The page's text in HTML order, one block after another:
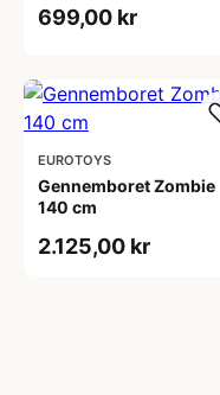
699,00 kr
EUROTOYS
Gennemboret Zombie
140 cm
2.125,00 kr